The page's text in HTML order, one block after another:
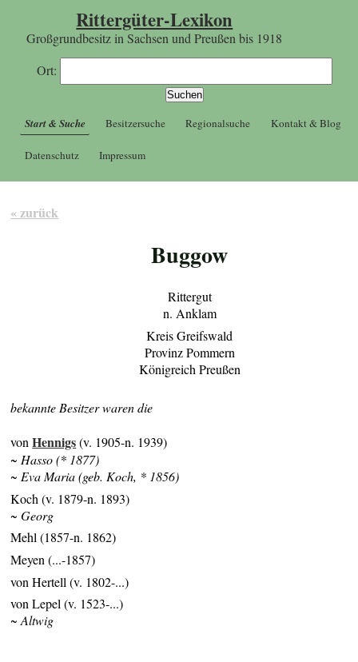
Rittergüter-Lexikon
Großgrundbesitz in Sachsen und Preußen bis 1918
Ort:
Start & Suche Besitzersuche Regionalsuche Kontakt & Blog
Datenschutz Impressum
« zurück
Buggow
Rittergut
n. Anklam
Kreis Greifswald
Provinz Pommern
Königreich Preußen
bekannte Besitzer waren die
vonHennigs(v. 1905-n. 1939)
~ Hasso (* 1877)
~ Eva Maria (geb. Koch, * 1856)
Koch (v. 1879-n. 1893)
~ Georg
Mehl (1857-n. 1862)
Meyen (...-1857)
von Hertell (v. 1802-...)
von Lepel (v. 1523-...)
~ Altwig